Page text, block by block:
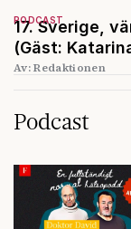
17. Sverige,
(Gäst:
PODCAST
Av: Redaktionen
Podcast